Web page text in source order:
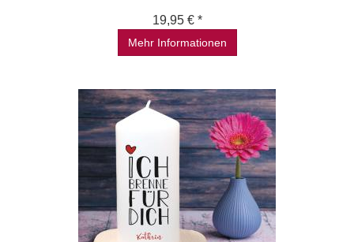
19,95 € *
Mehr Informationen